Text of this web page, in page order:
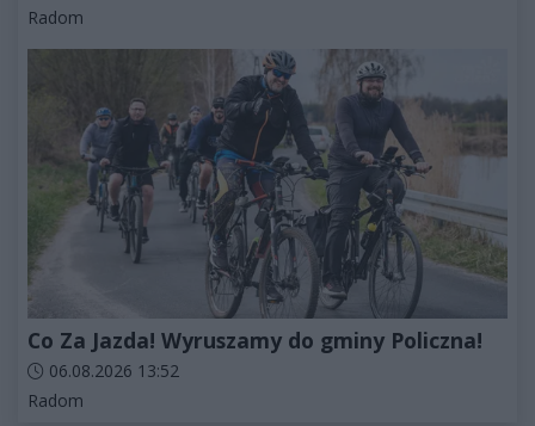
Kategorie artykułu:
Radom
Co Za Jazda! Wyruszamy do gminy Policzna!
Data dodania artykułu:
06.08.2026 13:52
Kategorie artykułu:
Radom